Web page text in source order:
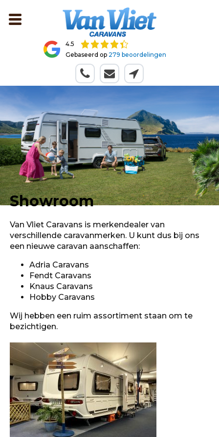
4.5
Gebaseerd op 279 beoordelingen
Showroom
Van Vliet Caravans is merkendealer van
verschillende caravanmerken. U kunt dus bij ons
een nieuwe caravan aanschaffen:
Adria Caravans
Fendt Caravans
Knaus Caravans
Hobby Caravans
Wij hebben een ruim assortiment staan om te
bezichtigen.